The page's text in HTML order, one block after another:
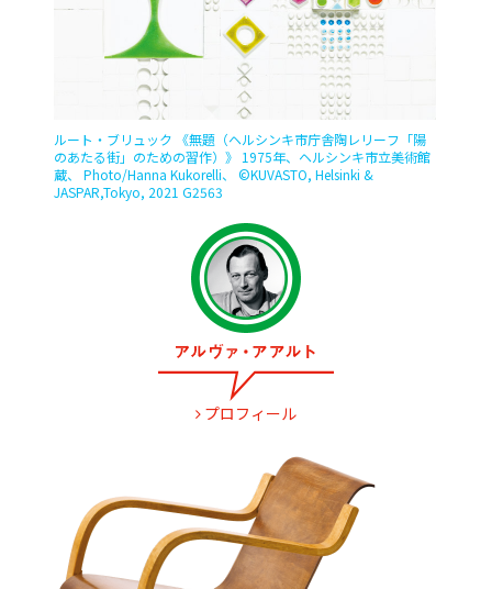
ルート・ブリュック 《無題（ヘルシンキ市庁舎陶レリーフ「陽
のあたる街」のための習作）》 1975年、ヘルシンキ市立美術館
蔵、 Photo/Hanna Kukorelli、 ©︎KUVASTO, Helsinki &
JASPAR,Tokyo, 2021 G2563
プロフィール